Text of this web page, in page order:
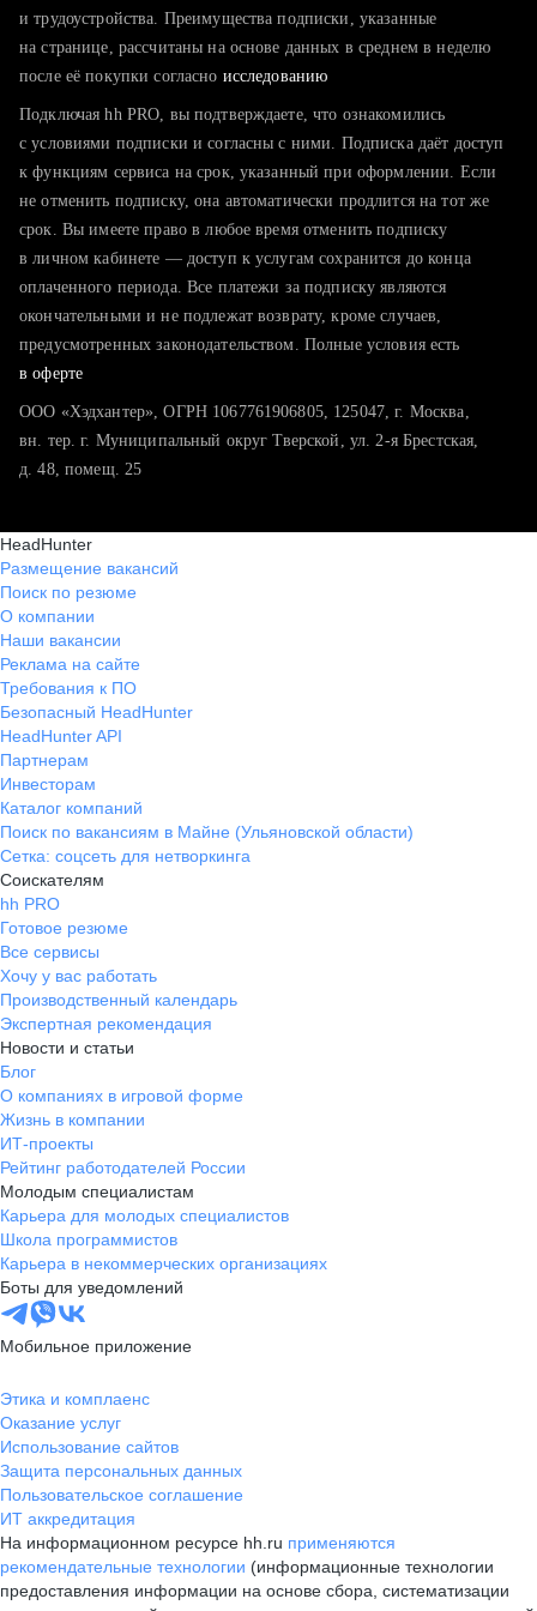
тратите много времени на поиск и вручную поднимаете
хотите сравнить себя с конкурентами и оценить шансы
и трудоустройства. Преимущества подписки, указанные
на странице, рассчитаны на основе данных в среднем в неделю
после её покупки согласно исследованию
Подключая hh PRO, вы подтверждаете, что ознакомились
с условиями подписки и согласны с ними. Подписка даёт доступ
к функциям сервиса на срок, указанный при оформлении. Если
не отменить подписку, она автоматически продлится на тот же
срок. Вы имеете право в любое время отменить подписку
в личном кабинете — доступ к услугам сохранится до конца
оплаченного периода. Все платежи за подписку являются
окончательными и не подлежат возврату, кроме случаев,
предусмотренных законодательством. Полные условия есть
в оферте
ООО «Хэдхантер», ОГРН 1067761906805, 125047, г. Москва,
вн. тер. г. Муниципальный округ Тверской, ул. 2-я Брестская,
д. 48, помещ. 25
HeadHunter
Размещение вакансий
Поиск по резюме
О компании
Наши вакансии
Реклама на сайте
Требования к ПО
Безопасный HeadHunter
HeadHunter API
Партнерам
Инвесторам
Каталог компаний
Поиск по вакансиям в Майне (Ульяновской области)
Сетка: соцсеть для нетворкинга
Соискателям
hh PRO
Готовое резюме
Все сервисы
Хочу у вас работать
Производственный календарь
Экспертная рекомендация
Новости и статьи
Блог
О компаниях в игровой форме
Жизнь в компании
ИТ-проекты
Рейтинг работодателей России
Молодым специалистам
Карьера для молодых специалистов
Школа программистов
Карьера в некоммерческих организациях
Боты для уведомлений
Мобильное приложение
Этика и комплаенс
Оказание услуг
Использование сайтов
Защита персональных данных
Пользовательское соглашение
ИТ аккредитация
На информационном ресурсе hh.ru применяются
рекомендательные технологии (информационные технологии
предоставления информации на основе сбора, систематизации